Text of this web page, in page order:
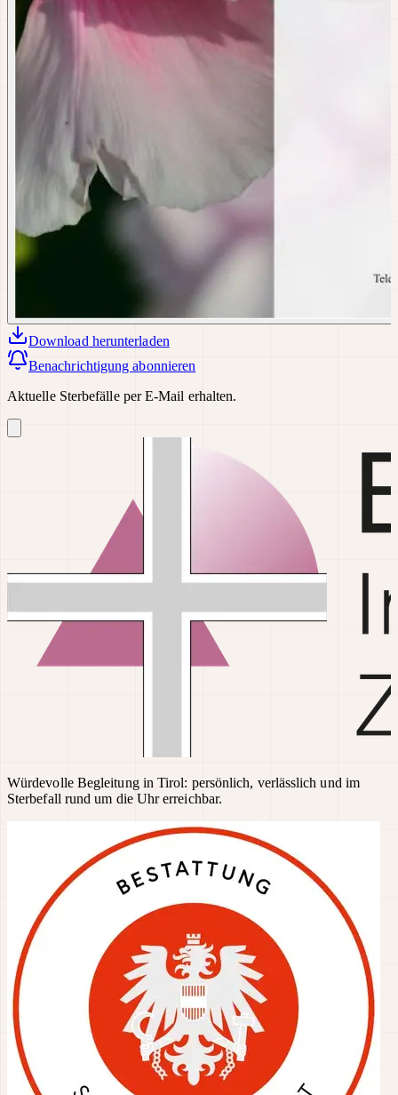
Download herunterladen
Benachrichtigung abonnieren
Aktuelle Sterbefälle per E-Mail erhalten.
Würdevolle Begleitung in Tirol: persönlich, verlässlich und im
Sterbefall rund um die Uhr erreichbar.